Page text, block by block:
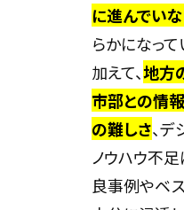
に進んでい
らかになって
加えて、地方
市部との情
の難しさ、
ノウハウ不
良事例やベ